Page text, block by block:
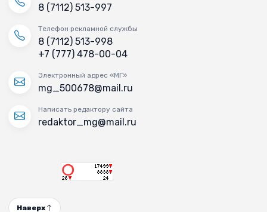
8 (7112) 513-997
Телефон рекламной службы
8 (7112) 513-998
+7 (777) 478-00-04
Электронный адрес «МГ»
mg_500678@mail.ru
Написать редактору сайта
redaktor_mg@mail.ru
Наверх